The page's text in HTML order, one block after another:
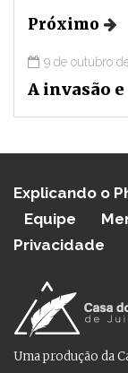
Próximo
9 de outubro
A invasão
Explicando o
Equipe
Privacidade
Uma produção da